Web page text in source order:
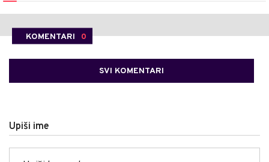
KOMENTARI 0
SVI KOMENTARI
Upiši ime